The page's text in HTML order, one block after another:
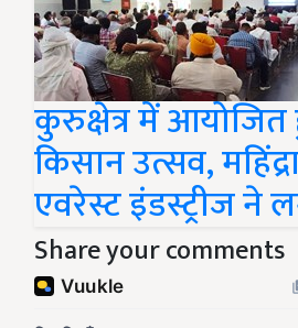
कुरुक्षेत्र में
किसान उत्सव,
एवरेस्ट इंडस्ट्रीज ने
Share your comments